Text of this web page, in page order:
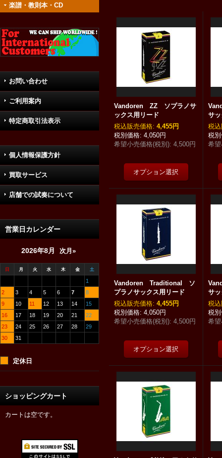
楽譜・教則本・CD
お問い合わせ
ご利用案内
特定商取引法表示
個人情報保護方針
買取サービス
店舗での試奏について
営業日カレンダー
2026年8月 次月»
日 月 火 水 木 金 土
1
2
3 4 5 6 7
8
9
10 11 12 13 14
15
16
17 18 19 20 21
22
23
24 25 26 27 28
29
30
31
定休日
ショッピングカート
カートは空です。
Vandoren ZZ ソプラノサ
ックス用リード
4,050円
税込 : 4,455円
希望小売価格(税別): 4,500円
サ
税込
希
Vandoren Traditional ソ
プラノサックス用リード
4,050円
税込 : 4,455円
希望小売価格(税別): 4,500円
サ
税込
希